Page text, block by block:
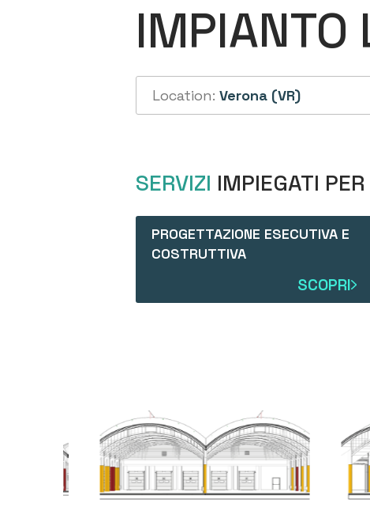
IMPIANTO
Location: Verona (VR)
SERVIZI IMPIEGATI
PROGETTAZIONE ESECUTIVA E
COSTRUTTIVA
SCOPRI